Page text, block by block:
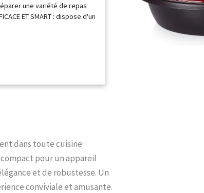
une variété de repas
ET SMART : dispose d'un
70 % plus rapidement que
casserole antiadhésive
qui permet une
à la pression et à la
dans toute cuisine
compact pour un appareil
et de robustesse. Un
conviviale et amusante.